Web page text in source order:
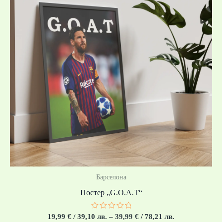
Барселона
Постер „G.O.A.T“
Оценено
19,99 € / 39,10 лв. – 39,99 € / 78,21 лв.
39,10 лв.
through
39,99 €
78,21 лв.